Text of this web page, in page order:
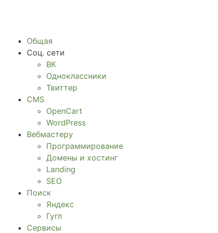
Общая
Соц. сети
ВК
Одноклассники
Твиттер
CMS
OpenCart
WordPress
Вебмастеру
Программирование
Домены и хостинг
Landing
SEO
Поиск
Яндекс
Гугл
Сервисы